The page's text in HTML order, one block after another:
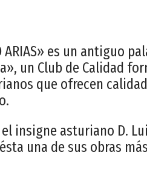
ARIAS» es un antiguo
un Club de Calidad
que ofrecen
insigne asturiano D.
una de sus obras